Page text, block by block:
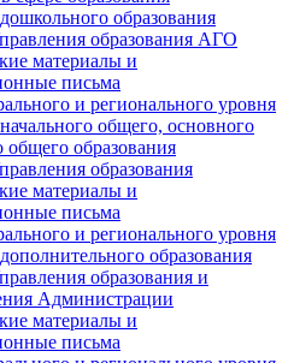
образования
образования АГО
материалы и
письма
и регионального уровня
общего, основного
общего образования
образования
материалы и
письма
и регионального уровня
образования
образования и
Администрации
материалы и
письма